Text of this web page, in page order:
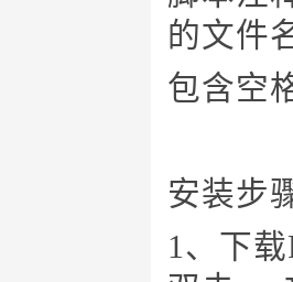
的文件
包含空
安装步
1、下